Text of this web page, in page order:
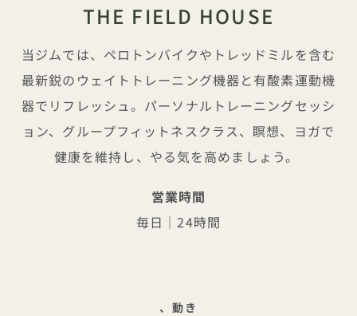
THE FIELD HOUSE
当ジムでは、ペロトンバイクやトレッドミルを含む
最新鋭のウェイトトレーニング機器と有酸素運動機
器でリフレッシュ。パーソナルトレーニングセッシ
ョン、グループフィットネスクラス、瞑想、ヨガで
健康を維持し、やる気を高めましょう。
営業時間
毎日｜24時間
タグラインONEYOGAHOUSEと
、動き